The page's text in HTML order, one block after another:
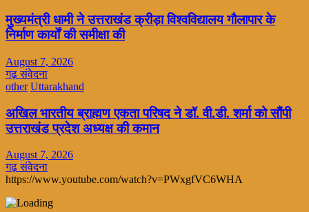
मुख्यमंत्री धामी ने उत्तराखंड क्रीड़ा विश्वविद्यालय गौलापार के
निर्माण कार्यों की समीक्षा की
August 7, 2026
गढ़ संवेदना
other Uttarakhand
अखिल भारतीय ब्राह्मण एकता परिषद ने डॉ. वी.डी. शर्मा को सौंपी
उत्तराखंड प्रदेश अध्यक्ष की कमान
August 7, 2026
गढ़ संवेदना
https://www.youtube.com/watch?v=PWxgfVC6WHA